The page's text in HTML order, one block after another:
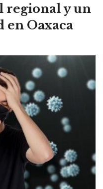
regional y un
en Oaxaca